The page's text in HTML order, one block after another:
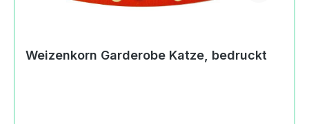
Weizenkorn Garderobe Katze, bedruckt